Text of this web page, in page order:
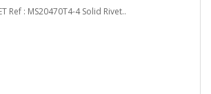
Ref : MS20470T4-4 Solid Rivet..